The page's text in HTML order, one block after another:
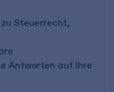
Steuerrecht,
Antworten auf Ihre